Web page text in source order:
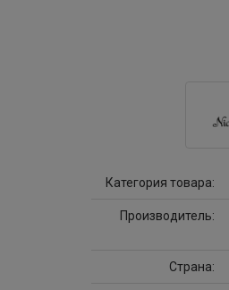
Категория товара:
Производитель:
Страна: